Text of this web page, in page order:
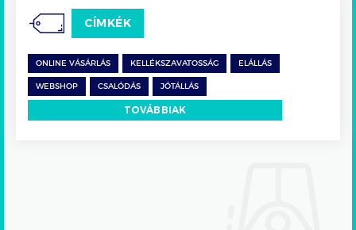
CÍMKÉK
ONLINE VÁSÁRLÁS KELLÉKSZAVATOSSÁG ELÁLLÁS
WEBSHOP CSALÓDÁS JÓTÁLLÁS
TOVÁBBIAK